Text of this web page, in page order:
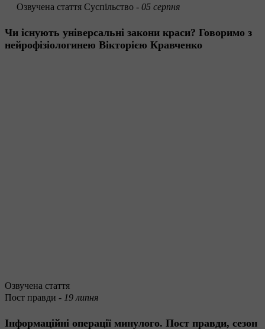
Озвучена стаття Суспільство - 05 серпня
Чи існують універсальні закони краси? Говоримо з
нейрофізіологинею Вікторією Кравченко
Озвучена стаття
Пост правди - 19 липня
Інформаційні операції минулого. Пост правди, сезон